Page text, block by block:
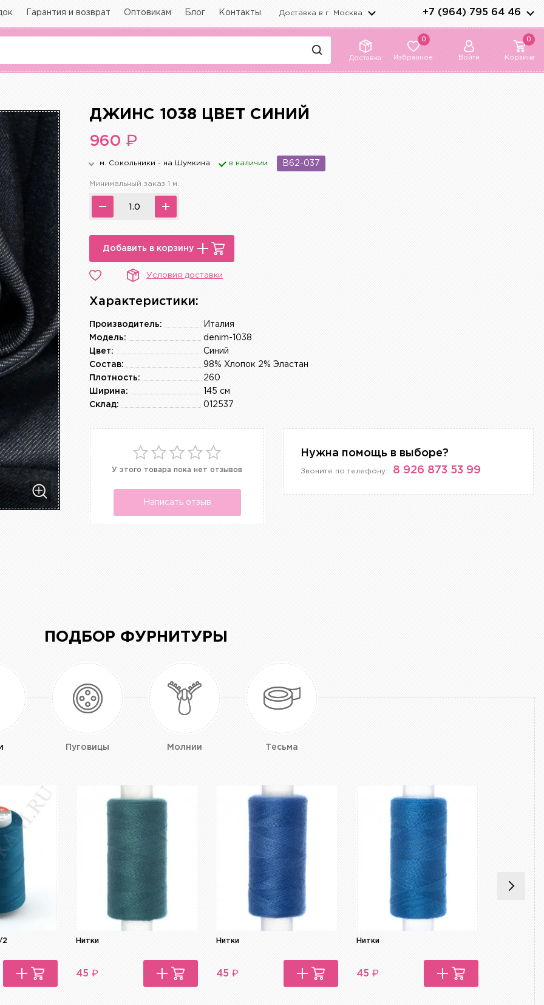
Гарантия и возврат Оптовикам Блог Контакты Доставка в г. Москва +7 (964) 795 64 46
Доставка
0
Избранное Войти
0
Корзина
ДЖИНС 1038 ЦВЕТ СИНИЙ
960₽
м. Сокольники - на Шумкина в наличии B62-037
Минимальный заказ 1 м.
Добавить в корзину
Условия доставки
Характеристики:
Италия
Производитель:
denim-1038
Модель:
Синий
Цвет:
98% Хлопок 2% Эластан
Состав:
260
Плотность:
145 см
Ширина:
012537
Склад:
У этого товара пока нет отзывов
Написать отзыв
Нужна помощь в выборе?
Звоните по телефону: 8 926 873 53 99
ПОДБОР ФУРНИТУРЫ
Пуговицы Молнии Тесьма
2 Нитки
45 ₽
Нитки
45 ₽
Нитки
45 ₽